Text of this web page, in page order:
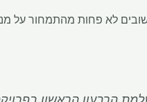
לא פחות מהתמחור על